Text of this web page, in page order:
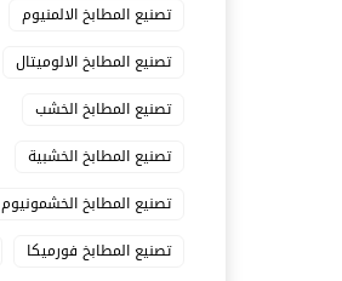
تصنيع المطابخ الالمنيوم
تصنيع المطابخ الالوميتال
تصنيع المطابخ الخشب
تصنيع المطابخ الخشبية
تصنيع المطابخ الخشمونيوم
تصنيع المطابخ فورميكا